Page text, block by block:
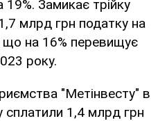
Замикає трійку
млрд грн податку на
що на 16% перевищує
року.
"Метінвесту" в
сплатили 1,4 млрд грн